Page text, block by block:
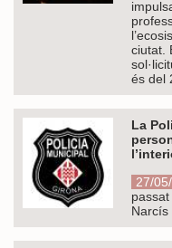
ciutat.
és del
La
27/
Narcís